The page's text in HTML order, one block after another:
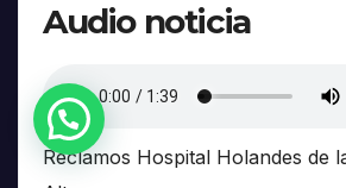
Audio noticia
Reclamos Hospital Holandes de